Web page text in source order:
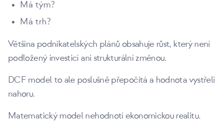
Má tým?
Má trh?
Většina podnikatelských plánů obsahuje růst, který není
podložený investicí ani strukturální změnou.
DCF model to ale poslušně přepočítá a hodnota vystřelí
nahoru.
Matematický model nehodnotí ekonomickou realitu.